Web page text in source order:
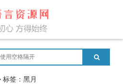
标签：黑月